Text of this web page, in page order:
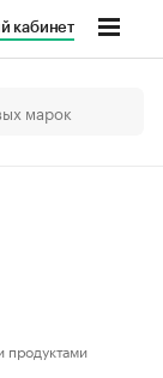
кабинет
продуктами